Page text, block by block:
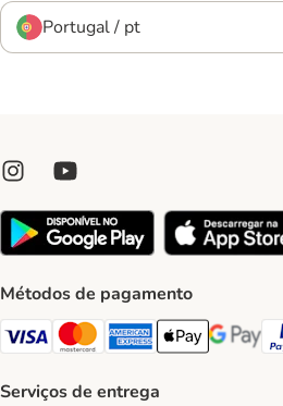
Portugal / pt
Métodos de pagamento
Visa Payment Method
Mastercard Payment Method
American Express
Apple PayGoogle
Serviços de entrega